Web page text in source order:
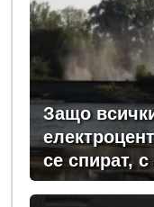
Защо
се спират,